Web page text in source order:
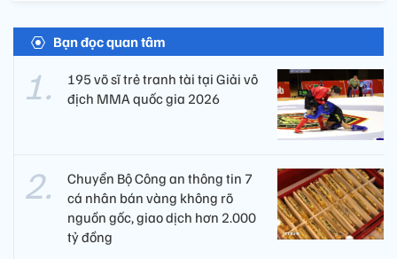
Bạn đọc quan tâm
195 võ sĩ trẻ tranh tài tại Giải vô
địch MMA quốc gia 2026
Chuyển Bộ Công an thông tin 7
cá nhân bán vàng không rõ
nguồn gốc, giao dịch hơn 2.000
tỷ đồng